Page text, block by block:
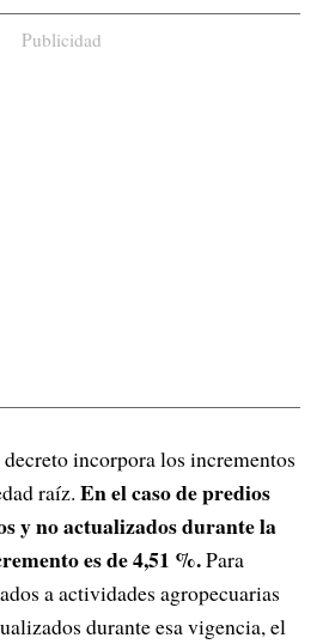
Publicidad
incorpora los incrementos
raíz. En el caso de predios
y no actualizados durante la
es de 4,51 %.Para
a actividades agropecuarias
durante esa vigencia, el